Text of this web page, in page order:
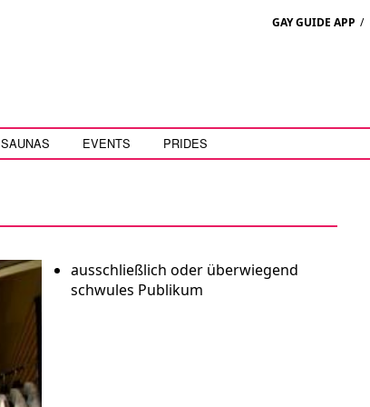
GAY GUIDE APP /
SAUNAS EVENTS PRIDES
ausschließlich oder überwiegend
schwules Publikum